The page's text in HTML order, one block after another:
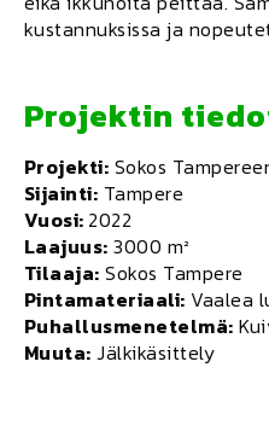
kustannuksissa ja
Projektin
Projekti: Sokos
Sijainti: Tampere
Vuosi: 2022
Laajuus: 3000 m²
Tilaaja: Sokos Tampere
Pintamateriaali: Vaalea
Puhallusmenetelmä:
Muuta: Jälkikäsittely